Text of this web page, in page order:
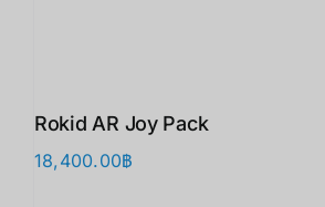
Rokid AR Joy Pack
18,400.00฿